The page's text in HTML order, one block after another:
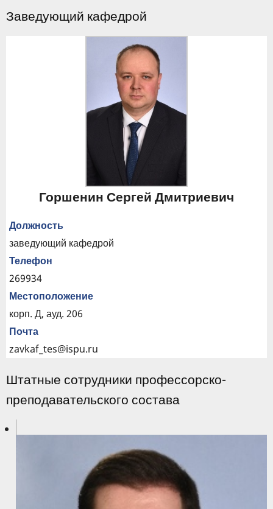
Заведующий кафедрой
Горшенин Сергей Дмитриевич
Должность
заведующий кафедрой
Телефон
269934
Местоположение
корп. Д, ауд. 206
Почта
zavkaf_tes@ispu.ru
Штатные сотрудники профессорско-
преподавательского состава